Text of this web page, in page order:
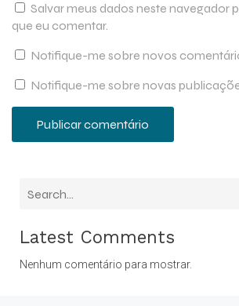
Salvar meus dados neste navegador
que eu comentar.
Notifique-me sobre novos
Notifique-me sobre novas
Latest Comments
Nenhum comentário para mostrar.